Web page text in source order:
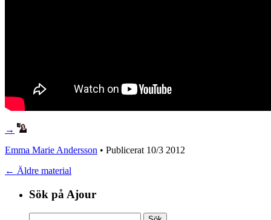
→
Emma Marie Andersson • Publicerat 10/3 2012
← Äldre material
Sök på Ajour